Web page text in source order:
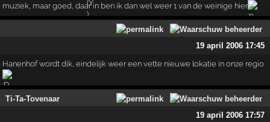
muziek, maar goed, daar in ben ik dan wel weer 1 van de weinige hier
19 april 2006 17:45
Hanenhof wordt dik, eindelijk weer een vette nieuwe lokatie in onze regio
Ti-Ta-Tovenaar
19 april 2006 17:57